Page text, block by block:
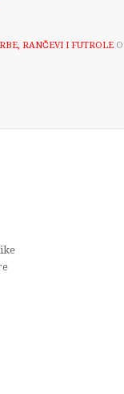
RANČEVI I FUTROLE